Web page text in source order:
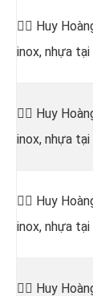
👷‍♂️ Huy
inox, nhựa
👷‍♂️ Huy
inox, nhựa
👷‍♂️ Huy
inox, nhựa
👷‍♂️ Huy